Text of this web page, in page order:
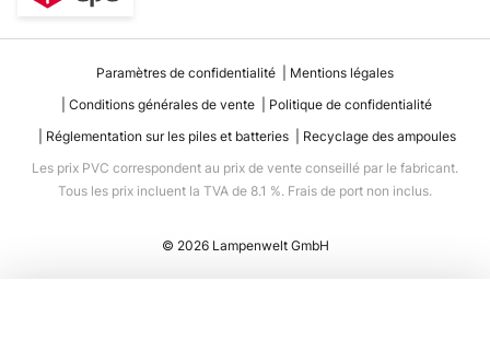
Paramètres de confidentialité
Mentions légales
Conditions générales de vente
Politique de confidentialité
Réglementation sur les piles et batteries
Recyclage des ampoules
Les prix PVC correspondent au prix de vente conseillé par le fabricant.
Tous les prix incluent la TVA de 8.1 %. Frais de port non inclus.
© 2026 Lampenwelt GmbH